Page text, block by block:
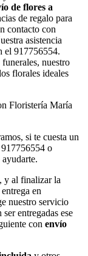
de flores a
de regalo para
contacto con
asistencia
el 917756554.
nuestro
florales ideales
Floristería María
si te cuesta un
o
y al finalizar la
en
nuestro servicio
entregadas ese
con envío